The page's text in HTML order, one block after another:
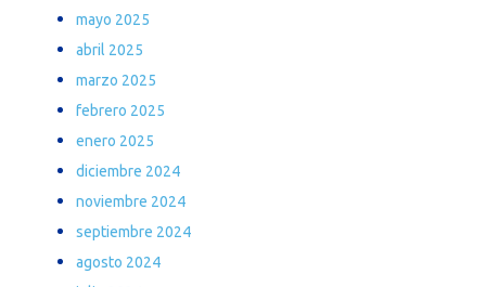
mayo 2025
abril 2025
marzo 2025
febrero 2025
enero 2025
diciembre 2024
noviembre 2024
septiembre 2024
agosto 2024